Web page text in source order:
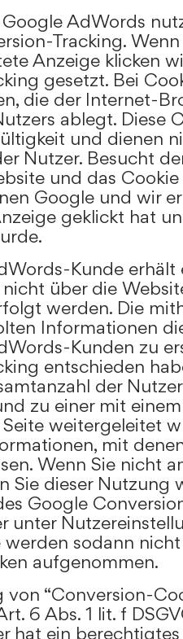
AdWords
Tracking.
Anzeige klicken
gesetzt. Bei
die der Internet-
ablegt. Diese
und dienen
Nutzer. Besucht
und das
Google und wir
geklickt hat
Kunde erhält
nicht über die
werden. Die
Informationen
Kunden zu
entschieden
der
zu einer mit
weitergeleitet
mit
Wenn Sie nicht
Sie dieser Nutzung
Google
unter
werden sodann
aufgenommen.
von “Conversion-
6 Abs. 1 lit. f
hat ein berechtigtes